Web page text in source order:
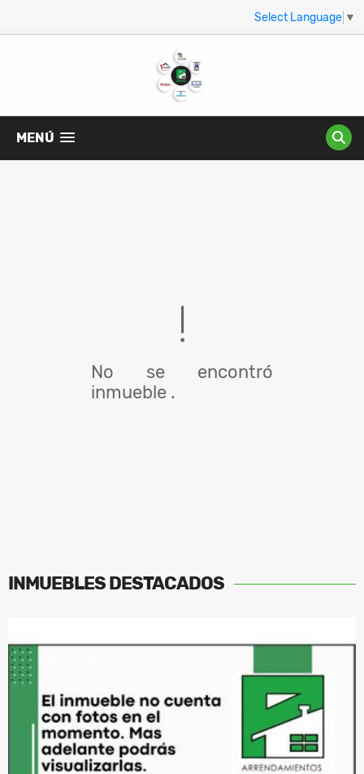
Select Language ▼
MENÚ
No se encontró
inmueble .
INMUEBLESDESTACADOS